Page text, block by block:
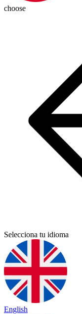
choose
Selecciona tu idioma
English